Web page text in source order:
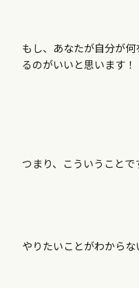
もし、あなたが自分が
るのがいいと思います！
つまり、こういうことで
やりたいことがわからな